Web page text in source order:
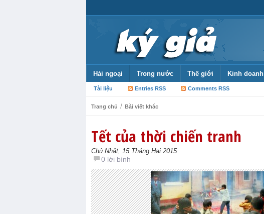
Hải ngoại Trong nước Thế giới Kinh doanh
Tài liệu Entries RSS Comments RSS
Trang chủ / Bài viết khác
Tết của thời chiến tranh
Chủ Nhật, 15 Tháng Hai 2015
0 lời bình